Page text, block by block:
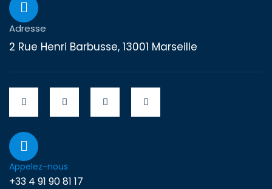
Adresse
2 Rue Henri Barbusse, 13001 Marseille
Appelez-nous
+33 4 91 90 81 17